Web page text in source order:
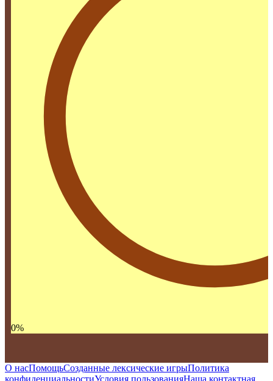
0%
О насПомощьСозданные лексические игрыПолитика
конфиденциальностиУсловия пользованияНаша контактная